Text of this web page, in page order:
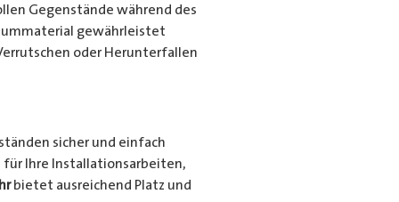
Gegenstände während des
gewährleistet
oder Herunterfallen
sicher und einfach
für Ihre Installationsarbeiten,
bietet ausreichend Platz und